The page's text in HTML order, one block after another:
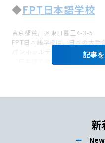
◆FPT日本語学校
東京都荒川区東日暮里4-3-5
FPT日本語学校は、日本の大手
パンホールディングス株式会社
「日本語で活躍できる外国人
ご活躍。
記事を
新
ー